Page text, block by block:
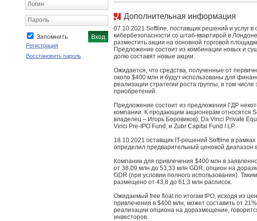
Логин
Пароль
Запомнить
Регистрация
Восстановить пароль
Дополнительная информация
07.10.2021 Softline, поставщик решений и услуг
кибербезопасности со штаб-квартирой в
разместить акции на основной торговой
Предложение состоит из комбинации новых и
долю составят новые акции.
Ожидается, что средства, полученные от
около $400 млн и будут использованы для
реализации стратегии роста группы, в том
приобретений.
Предложение состоит из предложения ГДР
компании. К продающим акционерам относятся
владелец – Игорь Боровиков); Da Vinci Private
Vinci Pre-IPO Fund; и Zubr Capital Fund I LP.
18.10.2021 оставщик IT-решений Softline в
определил предварительный ценовой диапазон
Компании для привлечения $400 млн в
от 38,09 млн до 53,33 млн GDR, опцион на
GDR (при условии полного использования).
размещено от 43,8 до 61,3 млн расписок.
Ожидаемый free float по итогам IPO, исходя из
привлечения в $400 млн, может составить от
реализации опциона на доразмещение,
инвесторов.